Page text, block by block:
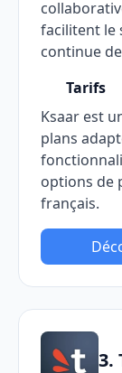
facilitent le
continue
Tarifs
Ksaar est
plans
options de
français.
3.